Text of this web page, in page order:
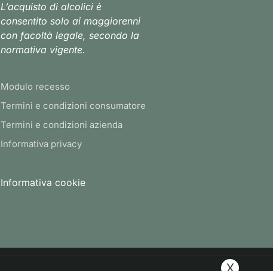
L’acquisto di alcolici è
consentito solo ai maggiorenni
con facoltà legale, secondo la
normativa vigente.
Modulo recesso
Termini e condizioni consumatore
Termini e condizioni azienda
Informativa privacy
Informativa cookie